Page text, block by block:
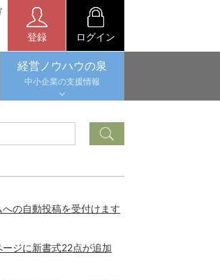
登録 ログイン
経営ノウハウの泉
中小企業の支援情報
の自動投稿を受付けます
ジに新書式22点が追加